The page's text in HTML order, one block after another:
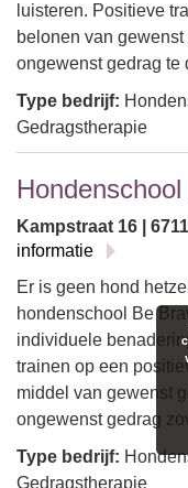
luisteren. Positieve
belonen van
ongewenst gedrag
Type bedrijf:
Gedragstherapie
Kampstraat 16 |
informatie
Er is geen hond
hondenschool Be
individuele
trainen op een
middel van gewenst
ongewenst gedrag
Type bedrijf:
Gedragstherapie